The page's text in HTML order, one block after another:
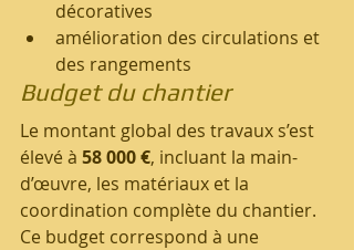
décoratives
amélioration des circulations et
des rangements
Budget du chantier
Le montant global des travaux s’est
élevé à 58 000 €, incluant la main-
d’œuvre, les matériaux et la
coordination complète du chantier.
Ce budget correspond à une